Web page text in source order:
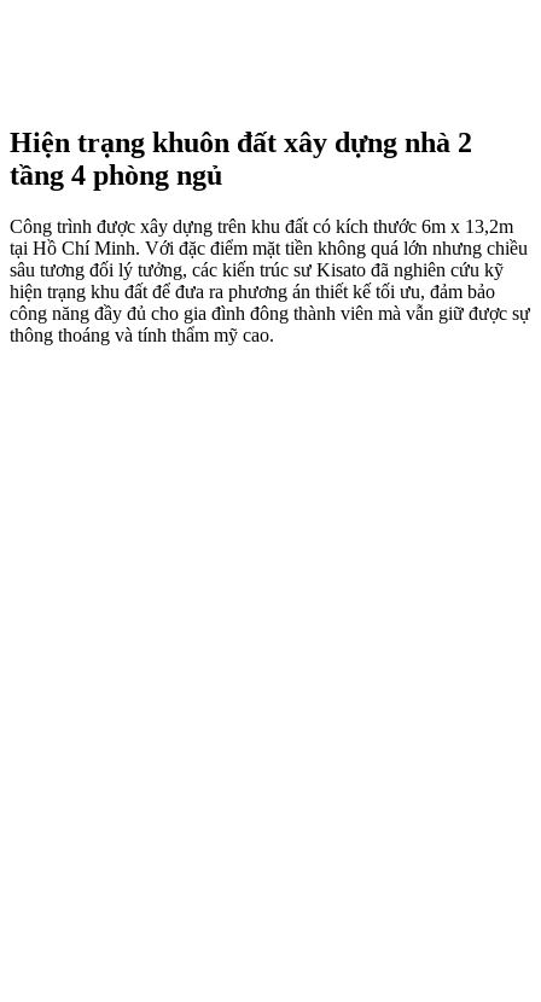
Hiện trạng khuôn đất xây dựng nhà 2
tầng 4 phòng ngủ
Công trình được xây dựng trên khu đất có kích thước 6m x 13,2m
tại Hồ Chí Minh. Với đặc điểm mặt tiền không quá lớn nhưng chiều
sâu tương đối lý tưởng, các kiến trúc sư Kisato đã nghiên cứu kỹ
hiện trạng khu đất để đưa ra phương án thiết kế tối ưu, đảm bảo
công năng đầy đủ cho gia đình đông thành viên mà vẫn giữ được sự
thông thoáng và tính thẩm mỹ cao.